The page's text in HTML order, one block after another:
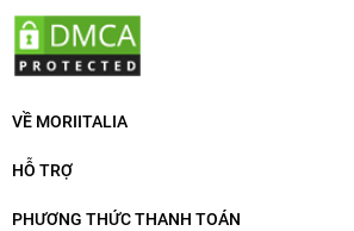
VỀ MORIITALIA
HỖ TRỢ
PHƯƠNG THỨC THANH TOÁN